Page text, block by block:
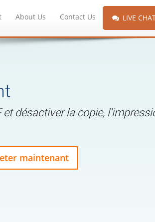
About Us Contact Us LIVE
désactiver la copie,
maintenant